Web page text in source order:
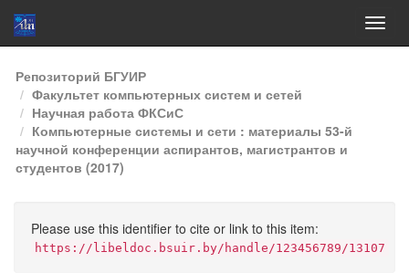
Skip
navigation
Репозиторий БГУИР
Факультет компьютерных систем и сетей
Научная работа ФКСиС
Компьютерные системы и сети : материалы 53-й
научной конференции аспирантов, магистрантов и
студентов (2017)
Please use this identifier to cite or link to this item:
https://libeldoc.bsuir.by/handle/123456789/13107